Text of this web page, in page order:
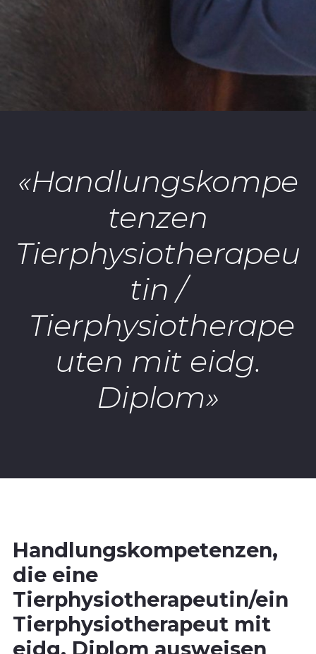
«Handlungskompe
tenzen
Tierphysiotherapeu
tin /
Tierphysiotherape
uten mit eidg.
Diplom»
Handlungskompetenzen,
die eine
Tierphysiotherapeutin/ein
Tierphysiotherapeut mit
eidg. Diplom ausweisen